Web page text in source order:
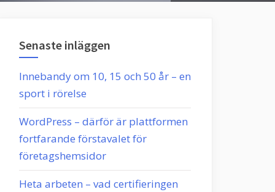
Senaste inläggen
Innebandy om 10, 15 och 50 år – en
sport i rörelse
WordPress – därför är plattformen
fortfarande förstavalet för
företagshemsidor
Heta arbeten – vad certifieringen